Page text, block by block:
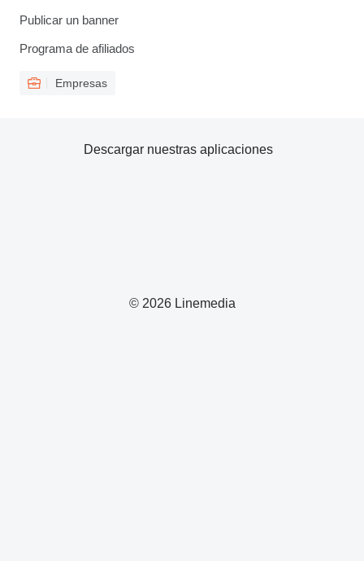
Publicar un banner
Programa de afiliados
Empresas
© 2026 Linemedia
Descargar nuestras aplicaciones